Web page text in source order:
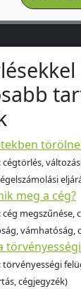
cégtörlés,
meg a cég?
cég
vámhatóság,
törvényességi
cégjegyzék)